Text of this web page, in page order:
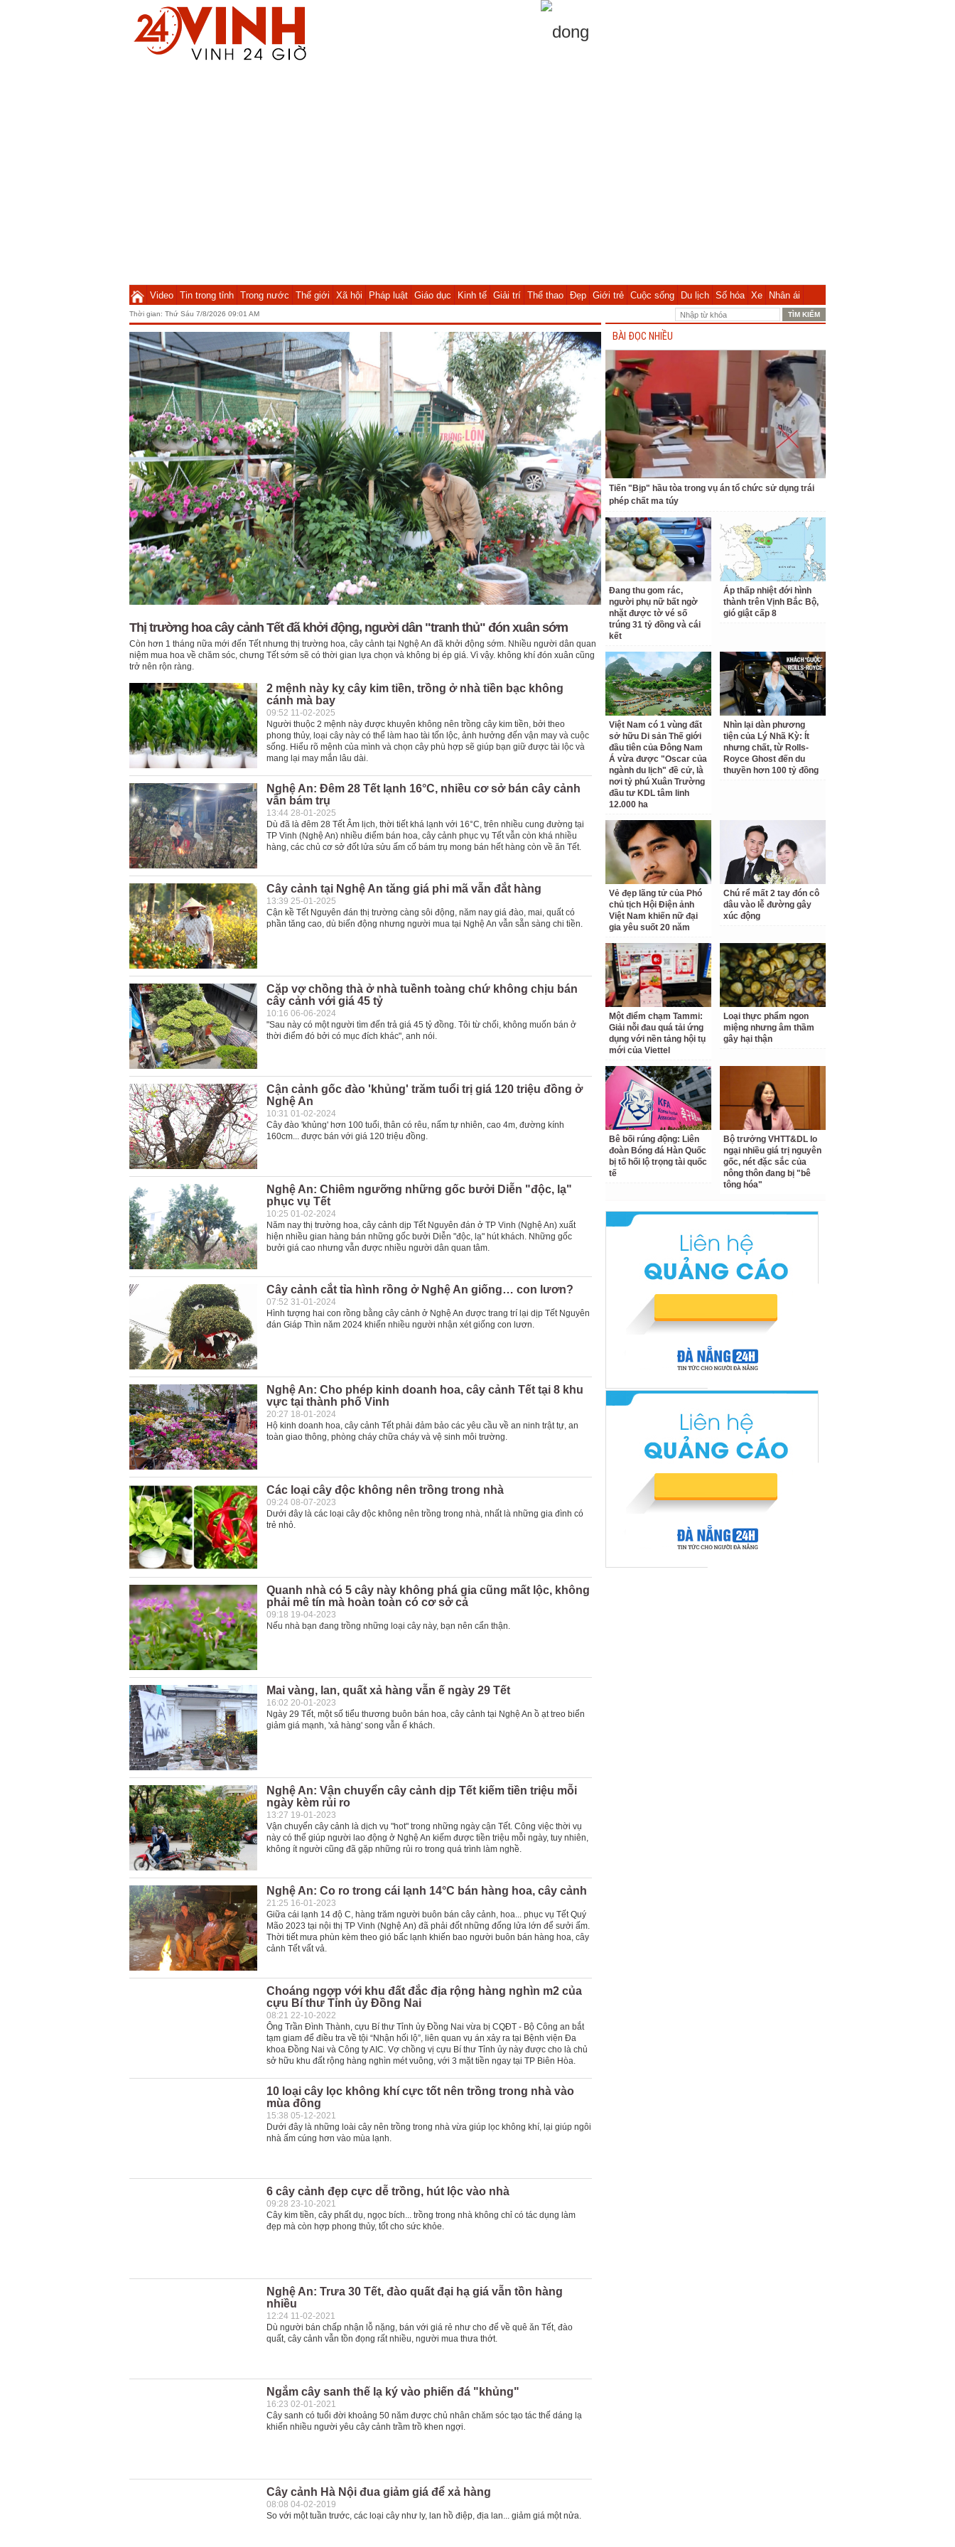
Video Tin trong tỉnh Trong nước Thế giới Xã hội Pháp luật Giáo dục Kinh tế Giải trí Thể thao Đẹp Giới trẻ Cuộc sống Du lịch Số hóa Xe Nhân ái
Thời gian: Thứ Sáu 7/8/2026 09:01 AM
Thị trường hoa cây cảnh Tết đã khởi động, người dân "tranh thủ" đón xuân sớm
Còn hơn 1 tháng nữa mới đến Tết nhưng thị trường hoa, cây cảnh tại Nghệ An đã khởi động sớm. Nhiều người dân quan
niệm mua hoa về chăm sóc, chưng Tết sớm sẽ có thời gian lựa chọn và không bị ép giá. Vì vậy. không khí đón xuân cũng
trở nên rộn ràng.
2 mệnh này kỵ cây kim tiền, trồng ở nhà tiền bạc không
cánh mà bay
09:52 11-02-2025
Người thuộc 2 mệnh này được khuyên không nên trồng cây kim tiền, bởi theo
phong thủy, loại cây này có thể làm hao tài tốn lộc, ảnh hưởng đến vận may và cuộc
sống. Hiểu rõ mệnh của mình và chọn cây phù hợp sẽ giúp bạn giữ được tài lộc và
mang lại may mắn lâu dài.
Nghệ An: Đêm 28 Tết lạnh 16°C, nhiều cơ sở bán cây cảnh
vẫn bám trụ
13:44 28-01-2025
Dù đã là đêm 28 Tết Âm lịch, thời tiết khá lạnh với 16°C, trên nhiều cung đường tại
TP Vinh (Nghệ An) nhiều điểm bán hoa, cây cảnh phục vụ Tết vẫn còn khá nhiều
hàng, các chủ cơ sở đốt lửa sửu ấm cố bám trụ mong bán hết hàng còn về ăn Tết.
Cây cảnh tại Nghệ An tăng giá phi mã vẫn đắt hàng
13:39 25-01-2025
Cận kề Tết Nguyên đán thị trường càng sôi động, năm nay giá đào, mai, quất có
phần tăng cao, dù biến động nhưng người mua tại Nghệ An vẫn sẵn sàng chi tiền.
Cặp vợ chồng thà ở nhà tuềnh toàng chứ không chịu bán
cây cảnh với giá 45 tỷ
10:16 06-06-2024
"Sau này có một người tìm đến trả giá 45 tỷ đồng. Tôi từ chối, không muốn bán ở
thời điểm đó bởi có mục đích khác", anh nói.
Cận cảnh gốc đào 'khủng' trăm tuổi trị giá 120 triệu đồng ở
Nghệ An
10:31 01-02-2024
Cây đào 'khủng' hơn 100 tuổi, thân có rêu, nấm tự nhiên, cao 4m, đường kính
160cm... được bán với giá 120 triệu đồng.
Nghệ An: Chiêm ngưỡng những gốc bưởi Diễn "độc, lạ"
phục vụ Tết
10:25 01-02-2024
Năm nay thị trường hoa, cây cảnh dịp Tết Nguyên đán ở TP Vinh (Nghệ An) xuất
hiện nhiều gian hàng bán những gốc bưởi Diễn "độc, lạ" hút khách. Những gốc
bưởi giá cao nhưng vẫn được nhiều người dân quan tâm.
Cây cảnh cắt tỉa hình rồng ở Nghệ An giống… con lươn?
07:52 31-01-2024
Hình tượng hai con rồng bằng cây cảnh ở Nghệ An được trang trí lại dịp Tết Nguyên
đán Giáp Thìn năm 2024 khiến nhiều người nhận xét giống con lươn.
Nghệ An: Cho phép kinh doanh hoa, cây cảnh Tết tại 8 khu
vực tại thành phố Vinh
20:27 18-01-2024
Hộ kinh doanh hoa, cây cảnh Tết phải đảm bảo các yêu cầu về an ninh trật tự, an
toàn giao thông, phòng cháy chữa cháy và vệ sinh môi trường.
Các loại cây độc không nên trồng trong nhà
09:24 08-07-2023
Dưới đây là các loại cây độc không nên trồng trong nhà, nhất là những gia đình có
trẻ nhỏ.
Quanh nhà có 5 cây này không phá gia cũng mất lộc, không
phải mê tín mà hoàn toàn có cơ sở cả
09:18 19-04-2023
Nếu nhà bạn đang trồng những loại cây này, bạn nên cẩn thận.
Mai vàng, lan, quất xả hàng vẫn ế ngày 29 Tết
16:02 20-01-2023
Ngày 29 Tết, một số tiểu thương buôn bán hoa, cây cảnh tại Nghệ An ồ ạt treo biển
giảm giá mạnh, 'xả hàng' song vẫn ế khách.
Nghệ An: Vận chuyển cây cảnh dịp Tết kiếm tiền triệu mỗi
ngày kèm rủi ro
13:27 19-01-2023
Vận chuyển cây cảnh là dịch vụ "hot" trong những ngày cận Tết. Công việc thời vụ
này có thể giúp người lao động ở Nghệ An kiếm được tiền triệu mỗi ngày, tuy nhiên,
không ít người cũng đã gặp những rủi ro trong quá trình làm nghề.
Nghệ An: Co ro trong cái lạnh 14°C bán hàng hoa, cây cảnh
21:25 16-01-2023
Giữa cái lạnh 14 độ C, hàng trăm người buôn bán cây cảnh, hoa... phục vụ Tết Quý
Mão 2023 tại nội thị TP Vinh (Nghệ An) đã phải đốt những đống lửa lớn để sưởi ấm.
Thời tiết mưa phùn kèm theo gió bấc lạnh khiến bao người buôn bán hàng hoa, cây
cảnh Tết vất vả.
Choáng ngợp với khu đất đắc địa rộng hàng nghìn m2 của
cựu Bí thư Tỉnh ủy Đồng Nai
08:21 22-10-2022
Ông Trần Đình Thành, cựu Bí thư Tỉnh ủy Đồng Nai vừa bị CQĐT - Bộ Công an bắt
tạm giam để điều tra về tội “Nhận hối lộ”, liên quan vụ án xảy ra tại Bệnh viện Đa
khoa Đồng Nai và Công ty AIC. Vợ chồng vị cựu Bí thư Tỉnh ủy này được cho là chủ
sở hữu khu đất rộng hàng nghìn mét vuông, với 3 mặt tiền ngay tại TP Biên Hòa.
10 loại cây lọc không khí cực tốt nên trồng trong nhà vào
mùa đông
15:38 05-12-2021
Dưới đây là những loài cây nên trồng trong nhà vừa giúp lọc không khí, lại giúp ngôi
nhà ấm cúng hơn vào mùa lạnh.
6 cây cảnh đẹp cực dễ trồng, hút lộc vào nhà
09:28 23-10-2021
Cây kim tiền, cây phất dụ, ngọc bích... trồng trong nhà không chỉ có tác dụng làm
đẹp mà còn hợp phong thủy, tốt cho sức khỏe.
Nghệ An: Trưa 30 Tết, đào quất đại hạ giá vẫn tồn hàng
nhiều
12:24 11-02-2021
Dù người bán chấp nhận lỗ nặng, bán với giá rẻ như cho để về quê ăn Tết, đào
quất, cây cảnh vẫn tồn đọng rất nhiều, người mua thưa thớt.
Ngắm cây sanh thế lạ ký vào phiến đá "khủng"
16:23 02-01-2021
Cây sanh có tuổi đời khoảng 50 năm được chủ nhân chăm sóc tạo tác thế dáng lạ
khiến nhiều người yêu cây cảnh trầm trồ khen ngợi.
Cây cảnh Hà Nội đua giảm giá để xả hàng
08:08 04-02-2019
So với một tuần trước, các loại cây như ly, lan hồ điệp, địa lan... giảm giá một nửa.
BÀI ĐỌC NHIỀU
Tiến "Bịp" hầu tòa trong vụ án tổ chức sử dụng trái
phép chất ma túy
Đang thu gom rác,
người phụ nữ bất ngờ
nhặt được tờ vé số
trúng 31 tỷ đồng và cái
kết
Áp thấp nhiệt đới hình
thành trên Vịnh Bắc Bộ,
gió giật cấp 8
Việt Nam có 1 vùng đất
sở hữu Di sản Thế giới
đầu tiên của Đông Nam
Á vừa được "Oscar của
ngành du lịch" đề cử, là
nơi tỷ phú Xuân Trường
đầu tư KDL tâm linh
12.000 ha
Nhìn lại dàn phương
tiện của Lý Nhã Kỳ: Ít
nhưng chất, từ Rolls-
Royce Ghost đến du
thuyền hơn 100 tỷ đồng
Vẻ đẹp lãng tử của Phó
chủ tịch Hội Điện ảnh
Việt Nam khiến nữ đại
gia yêu suốt 20 năm
Chú rể mất 2 tay đón cô
dâu vào lễ đường gây
xúc động
Một điểm chạm Tammi:
Giải nỗi đau quá tải ứng
dụng với nền tảng hội tụ
mới của Viettel
Loại thực phẩm ngon
miệng nhưng âm thầm
gây hại thận
Bê bối rúng động: Liên
đoàn Bóng đá Hàn Quốc
bị tố hối lộ trọng tài quốc
tế
Bộ trưởng VHTT&DL lo
ngại nhiều giá trị nguyên
gốc, nét đặc sắc của
nông thôn đang bị "bê
tông hóa"